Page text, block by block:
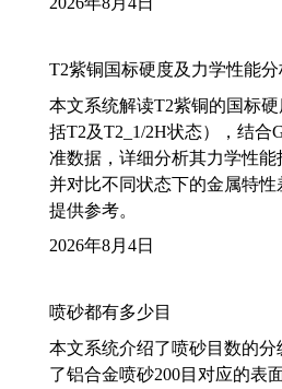
T2紫铜国标硬度及力学性能分
本文系统解读T2紫铜的国标
括T2及T2_1/2H状态），结合
准数据，详细分析其力学性能
并对比不同状态下的金属特
提供参考。
2026年8月4日
喷砂都有多少目
本文系统介绍了喷砂目数的
了铝合金喷砂200目对应的表